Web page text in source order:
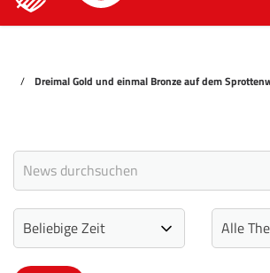
Dreimal Gold und einmal Bronze auf dem